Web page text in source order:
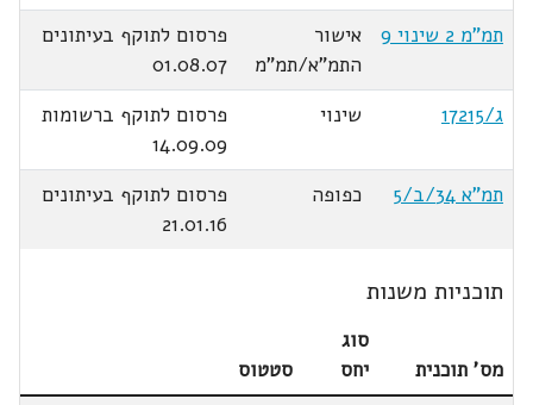
תמ"מ 2 שינוי 9
אישור
התמ"א/תמ"מ
פרסום לתוקף בעיתונים
01.08.07
ג/17215
שינוי
פרסום לתוקף ברשומות
14.09.09
תמ"א 34/ב/5
כפופה
פרסום לתוקף בעיתונים
21.01.16
תוכניות משנות
מס' תוכנית
סוג
יחס
סטטוס